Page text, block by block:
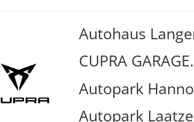
Autohaus
CUPRA
Autopark
Autopark